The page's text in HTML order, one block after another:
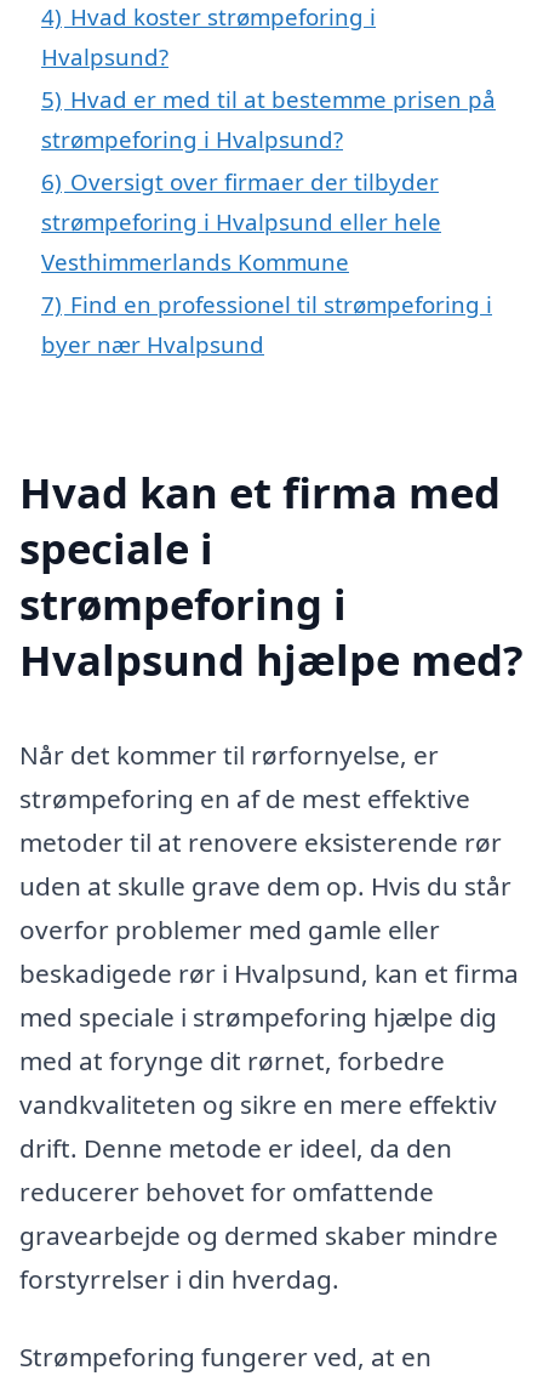
4) Hvad koster strømpeforing i
Hvalpsund?
5) Hvad er med til at bestemme prisen på
strømpeforing i Hvalpsund?
6) Oversigt over firmaer der tilbyder
strømpeforing i Hvalpsund eller hele
Vesthimmerlands Kommune
7) Find en professionel til strømpeforing i
byer nær Hvalpsund
Hvad kan et firma med
speciale i
strømpeforing i
Hvalpsund hjælpe med?
Når det kommer til rørfornyelse, er
strømpeforing en af de mest effektive
metoder til at renovere eksisterende rør
uden at skulle grave dem op. Hvis du står
overfor problemer med gamle eller
beskadigede rør i Hvalpsund, kan et firma
med speciale i strømpeforing hjælpe dig
med at forynge dit rørnet, forbedre
vandkvaliteten og sikre en mere effektiv
drift. Denne metode er ideel, da den
reducerer behovet for omfattende
gravearbejde og dermed skaber mindre
forstyrrelser i din hverdag.
Strømpeforing fungerer ved, at en